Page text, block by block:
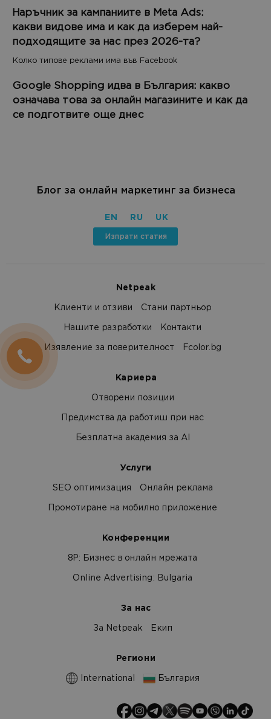
Наръчник за кампаниите в Meta Ads:
какви видове има и как да изберем най-
подходящите за нас през 2026-та?
Колко типове реклами има във Facebook
Google Shopping идва в България: какво
означава това за онлайн магазините и как да
се подготвите още днес
Блог за онлайн маркетинг за бизнеса
EN RU UK
Изпрати статия
Netpeak
Клиенти и отзиви Стани партньор
Нашите разработки Контакти
Изявление за поверителност Fcolor.bg
Кариера
Отворени позиции
Предимства да работиш при нас
Безплатна академия за AI
Услуги
SEO оптимизация Онлайн реклама
Промотиране на мобилно приложение
Конференции
8Р: Бизнес в онлайн мрежата
Online Advertising: Bulgaria
За нас
За Netpeak Екип
Региони
International България